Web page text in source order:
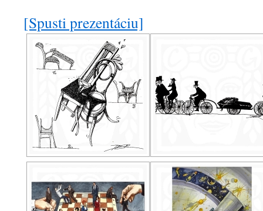
[Spusti prezentáciu]